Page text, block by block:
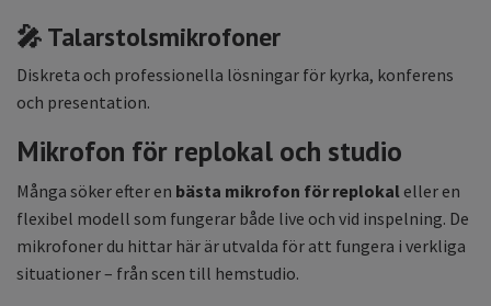
🎤 Talarstolsmikrofoner
Diskreta och professionella lösningar för kyrka, konferens
och presentation.
Mikrofon för replokal och studio
Många söker efter en bästa mikrofon för replokal eller en
flexibel modell som fungerar både live och vid inspelning. De
mikrofoner du hittar här är utvalda för att fungera i verkliga
situationer – från scen till hemstudio.